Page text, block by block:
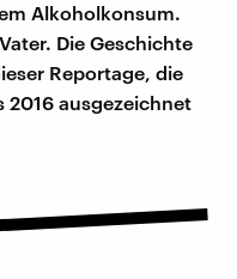
Alkoholkonsum.
Die Geschichte
Reportage, die
2016 ausgezeichnet